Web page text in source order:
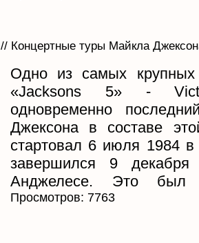
// Концертные туры Майкла
Одно из самых крупных
«Jacksons 5» -
одновременно
Джексона в составе
стартовал 6 июля 1984 в
завершился 9
Анджелесе. Это был
Просмотров: 7763